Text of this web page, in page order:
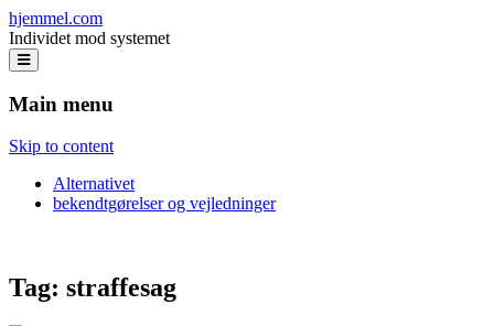
hjemmel.com
Individet mod systemet
Main menu
Skip to content
Alternativet
bekendtgørelser og vejledninger
Tag: straffesag